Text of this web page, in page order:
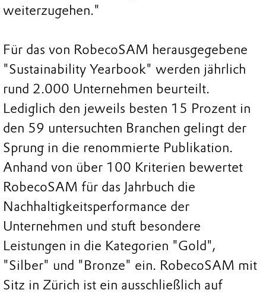
weiterzugehen."
Für das von RobecoSAM herausgegebene
"Sustainability Yearbook" werden jährlich
rund 2.000 Unternehmen beurteilt.
Lediglich den jeweils besten 15 Prozent in
den 59 untersuchten Branchen gelingt der
Sprung in die renommierte Publikation.
Anhand von über 100 Kriterien bewertet
RobecoSAM für das Jahrbuch die
Nachhaltigkeitsperformance der
Unternehmen und stuft besondere
Leistungen in die Kategorien "Gold",
"Silber" und "Bronze" ein. RobecoSAM mit
Sitz in Zürich ist ein ausschließlich auf